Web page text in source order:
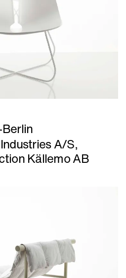
A/S,
Källemo AB